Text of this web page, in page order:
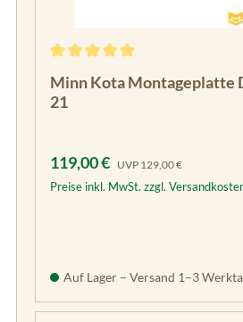
Minn Kota Montageplatte
21
Verkaufspreis:
119,00 € UVP Regulärer Preis:
129,00 €
Preise inkl. MwSt. zzgl.
Auf Lager – Versand 1–3